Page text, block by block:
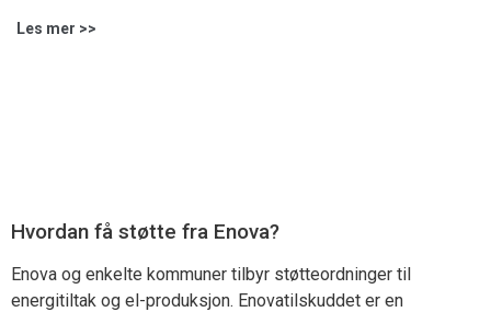
Les mer >>
Hvordan få støtte fra Enova?
Enova og enkelte kommuner tilbyr støtteordninger til
energitiltak og el-produksjon. Enovatilskuddet er en